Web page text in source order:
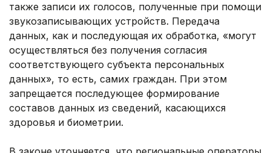
также записи их голосов, полученные при помощи
звукозаписывающих устройств. Передача
данных, как и последующая их обработка, «могут
осуществляться без получения согласия
соответствующего субъекта персональных
данных», то есть, самих граждан. При этом
запрещается последующее формирование
составов данных из сведений, касающихся
здоровья и биометрии.